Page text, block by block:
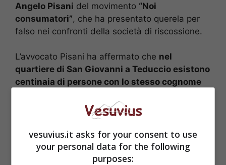
Angelo Pisani del movimento “Noi
consumatori”, che ha presentato querela per
falso nei confronti della società di riscossione.
L’avvocato Pisani ha affermato che nel
quartiere di San Giovanni a Teduccio esistono
centinaia di persone con lo stesso cognome
operandi dell’agenzia di riscossione, che ha
notificato una cartella esattoriale pari a 25
milioni di euro a mezzo posta e non tramite un
ufficiale giudiziario.
vesuvius.it asks for your consent to use
your personal data for the following
purposes: